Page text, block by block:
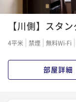
二食付き 現地決済可
国産牛ミニステ
ラン（2食付）
【川側】スタ
4平米 禁煙 無料Wi-Fi
部屋詳細